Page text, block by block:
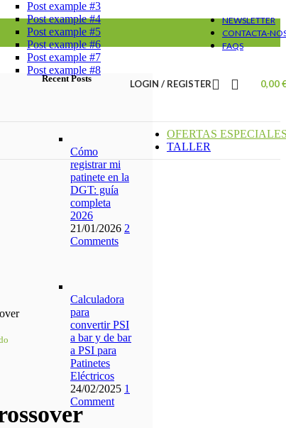
NEWSLETTER
CONTACTA-
FAQS
LOGIN / REGISTER 0,00
Post example #3
Post example #4
Post example #5
Post example #6
Post example #7
Post example #8
Recent Posts
Cómo
registrar mi
patinete en la
DGT: guía
completa
2026
21/01/2026 2
Comments
Calculadora
para
convertir PSI
a bar y de bar
a PSI para
Patinetes
Eléctricos
24/02/2025 1
Comment
OFERTAS
TALLER